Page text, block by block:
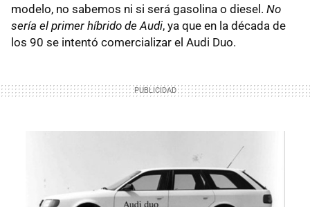
modelo, no sabemos ni si será gasolina o diesel. No
sería el primer híbrido de Audi, ya que en la década de
los 90 se intentó comercializar el Audi Duo.